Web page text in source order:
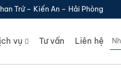
Trứ – Kiến An – Hải Phòng
vụ Tư vấn Liên hệ